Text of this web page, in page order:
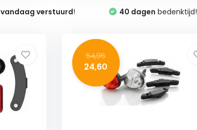
vandaag verstuurd! 40 dagen bedenktijd!
54,95
24,60